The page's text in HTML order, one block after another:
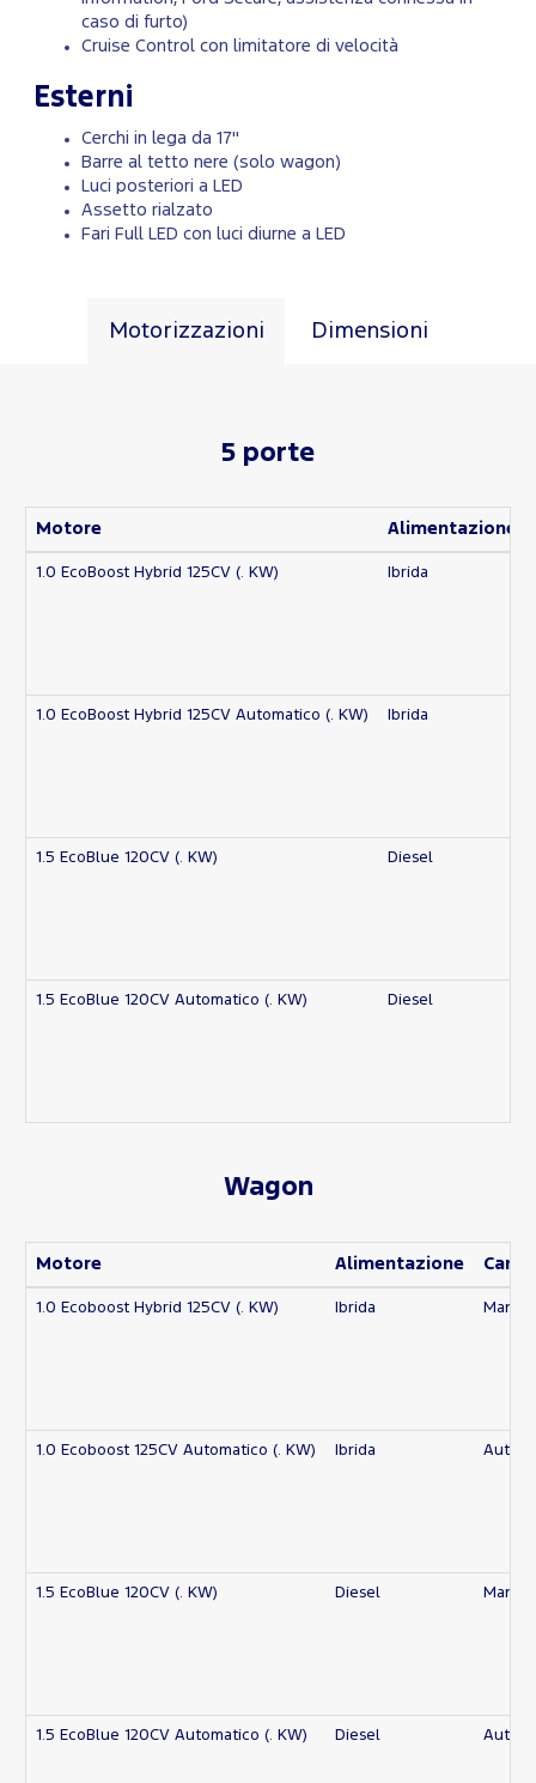
caso di furto)
Cruise Control con limitatore di velocità
Esterni
Cerchi in lega da 17"
Barre al tetto nere (solo wagon)
Luci posteriori a LED
Assetto rialzato
Fari Full LED con luci diurne a LED
Motorizzazioni Dimensioni
5 porte
Motore Alimentazione
1.0 EcoBoost Hybrid 125CV (. KW) Ibrida
1.0 EcoBoost Hybrid 125CV Automatico (. KW) Ibrida
1.5 EcoBlue 120CV (. KW) Diesel
1.5 EcoBlue 120CV Automatico (. KW) Diesel
Wagon
Motore Alimentazione
1.0 Ecoboost Hybrid 125CV (. KW) Ibrida
1.0 Ecoboost 125CV Automatico (. KW) Ibrida
1.5 EcoBlue 120CV (. KW) Diesel
1.5 EcoBlue 120CV Automatico (. KW) Diesel